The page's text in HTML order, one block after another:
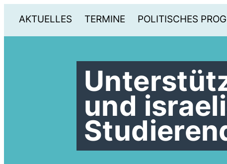
AKTUELLES TERMINE POLITISCHES
und